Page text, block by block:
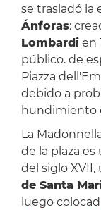
se trasladó la
Ánforas:
Lombardien
público. de
Piazza
debido a
hundimiento
La
de la plaza
del siglo XVII,
de Santa
luego